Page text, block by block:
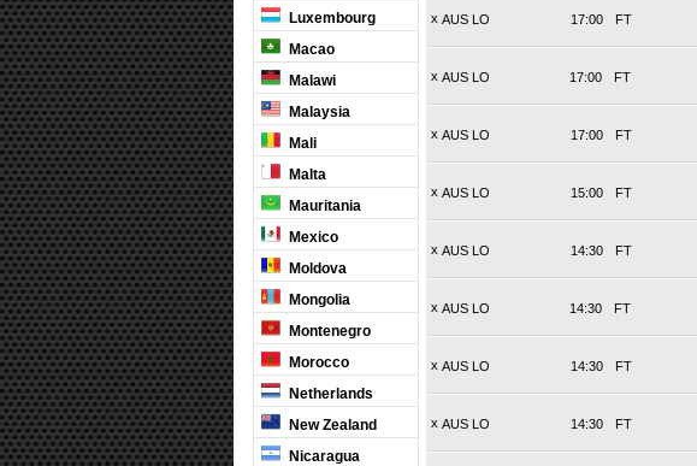
Luxembourg
Macao
Malawi
Malaysia
Mali
Malta
Mauritania
Mexico
Moldova
Mongolia
Montenegro
Morocco
Netherlands
New Zealand
Nicaragua
x AUS LO FT
17:00
x AUS LO FT
17:00
x AUS LO FT
17:00
x AUS LO FT
15:00
x AUS LO FT
14:30
x AUS LO FT
14:30
x AUS LO FT
14:30
x AUS LO FT
14:30